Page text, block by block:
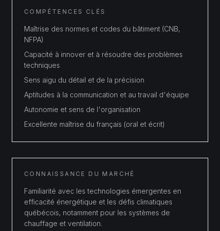
COMPÉTENCES CLÉS
Maîtrise des normes et codes du bâtiment (CNB,
NFPA)
Capacité à innover et à résoudre des problèmes
techniques
Sens aigu du détail et de la précision
Aptitudes à la communication et au travail d'équipe
Autonomie et sens de l'organisation
Excellente maîtrise du français (oral et écrit)
CONNAISSANCE DU MARCHÉ
Familiarité avec les technologies émergentes en
efficacité énergétique et les défis climatiques
québécois, notamment pour les systèmes de
chauffage et ventilation.